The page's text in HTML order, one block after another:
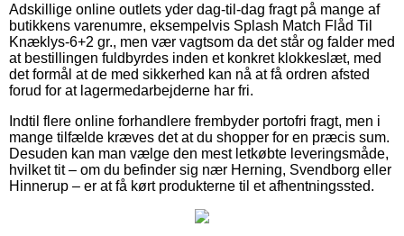
Adskillige online outlets yder dag-til-dag fragt på mange af
butikkens varenumre, eksempelvis Splash Match Flåd Til
Knæklys-6+2 gr., men vær vagtsom da det står og falder med
at bestillingen fuldbyrdes inden et konkret klokkeslæt, med
det formål at de med sikkerhed kan nå at få ordren afsted
forud for at lagermedarbejderne har fri.
Indtil flere online forhandlere frembyder portofri fragt, men i
mange tilfælde kræves det at du shopper for en præcis sum.
Desuden kan man vælge den mest letkøbte leveringsmåde,
hvilket tit – om du befinder sig nær Herning, Svendborg eller
Hinnerup – er at få kørt produkterne til et afhentningssted.